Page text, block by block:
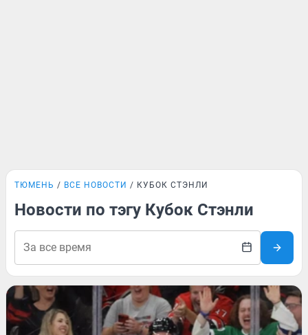
ТЮМЕНЬ ВСЕ НОВОСТИ КУБОК СТЭНЛИ
Новости по тэгу Кубок Стэнли